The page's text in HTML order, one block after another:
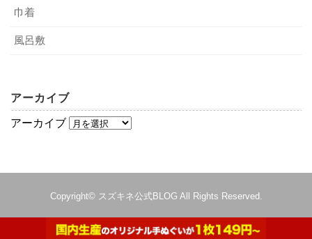
巾着のようなもののほうが喜ばれるでしょう。
はい。また、使いやすいデザインに
では最後に、オリジナルデザインの卒業記念品を作る方法
4-1．生徒たちが自分で作る
いうことで、楽しんでいる子供も多いでしょう。作られる
ものは、マグカップやハンカチなど子供でもデザインがし
巾着
風呂敷
アーカイブ
アーカイブ
Copyright© スズキネ公式BLOG All Rights Reserved.